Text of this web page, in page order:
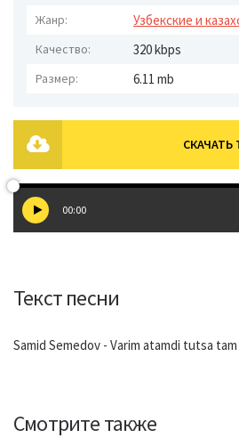
Жанр: Узбекские и
Качество: 320 kbps
Размер: 6.11 mb
СКАЧАТЬ
00:00
Текст песни
Samid Semedov - Varim atamdi tutsa
Смотрите также